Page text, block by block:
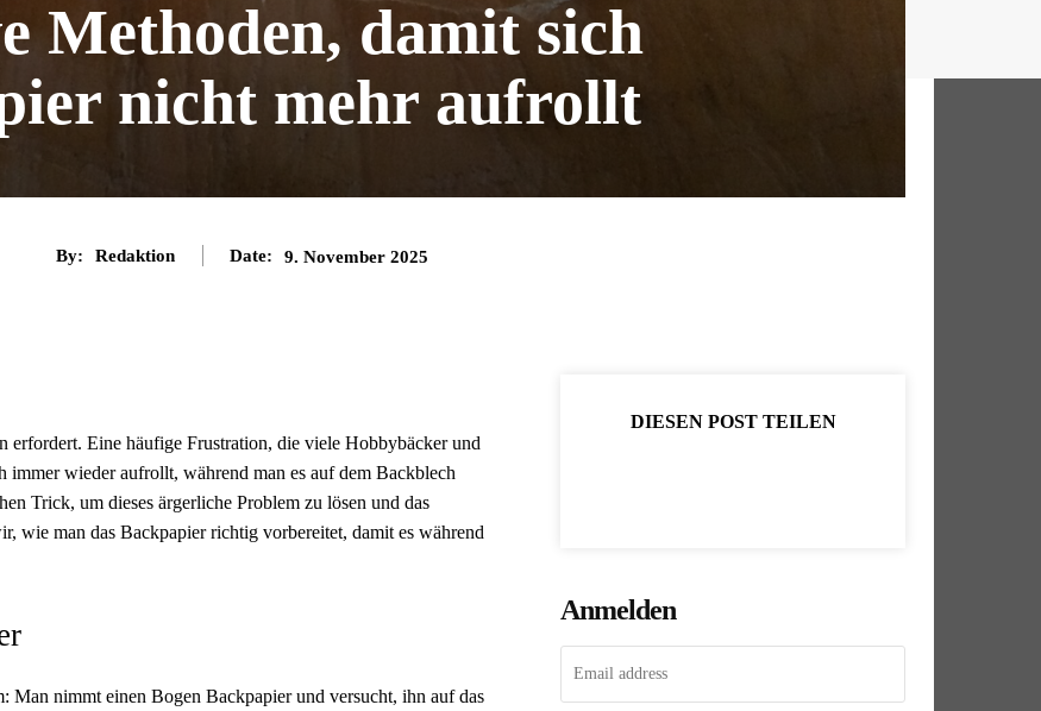
Methoden, damit sich
nicht mehr aufrollt
By: Redaktion Date: 9. November 2025
Eine häufige Frustration, die viele Hobbybäcker und
immer wieder aufrollt, während man es auf dem Backblech
Trick, um dieses ärgerliche Problem zu lösen und das
wie man das Backpapier richtig vorbereitet, damit es während
Man nimmt einen Bogen Backpapier und versucht, ihn auf das
DIESEN POST TEILEN
Anmelden